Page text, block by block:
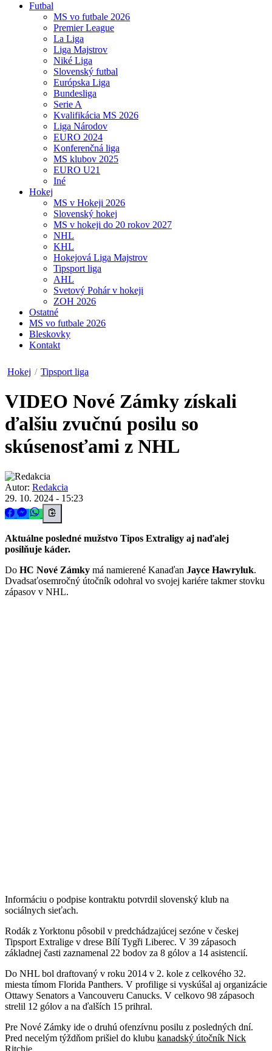
Futbal
MS vo futbale 2026
Premier League
La Liga
Liga Majstrov
Niké Liga
Slovenský futbal
Európska Liga
Bundesliga
Serie A
Kvalifikácia MS 2026
Liga Národov
EURO 2024
Konferenčná liga
MS klubov 2025
EURO U21
Iné
Hokej
MS v Hokeji 2026
Slovenský hokej
MS v hokeji do 20 rokov 2027
NHL
KHL
Hokejová Liga Majstrov
Tipsport liga
AHL
Svetový Pohár v hokeji
ZOH 2026
Ostatné
MS vo futbale 2026
Bleskovky
Kontakt
Hokej / Tipsport liga
VIDEO Nové Zámky získali
ďalšiu zvučnú posilu so
skúsenosťami z NHL
Autor: Redakcia
29. 10. 2024 - 15:23
Aktuálne posledné mužstvo Tipos Extraligy aj naďalej
posilňuje káder.
Do HC Nové Zámky má namierené Kanaďan Jayce Hawryluk.
Dvadsaťosemročný útočník odohral vo svojej kariére takmer stovku
zápasov v NHL.
Informáciu o podpise kontraktu potvrdil slovenský klub na
sociálnych sieťach.
Rodák z Yorktonu pôsobil v predchádzajúcej sezóne v českej
Tipsport Extralige v drese Bílí Tygři Liberec. V 39 zápasoch
základnej časti zaznamenal 22 bodov za 8 gólov a 14 asistencií.
Do NHL bol draftovaný v roku 2014 v 2. kole z celkového 32.
miesta tímom Florida Panthers. V profilige si vyskúšal aj organizácie
Ottawy Senators a Vancouveru Canucks. V celkovo 98 zápasoch
strelil 12 gólov a na ďalších 15 prihral.
Pre Nové Zámky ide o druhú ofenzívnu posilu z posledných dní.
Pred necelým týždňom prišiel do klubu kanadský útočník Nick
Ritchie